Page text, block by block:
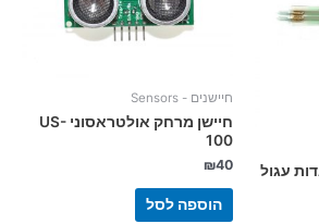
עגול
חיישנים - Sensors
חיישן מרחק אולטראסוני US-
100
₪40
הוספה לסל